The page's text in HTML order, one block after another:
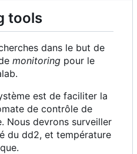
tools
dans le but de
monitoring pour le
est de faciliter la
de contrôle de
Nous devrons surveiller
du dd2, et température